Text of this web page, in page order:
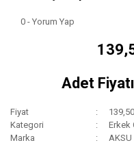
0 - Yorum Yap
Adet
Fiyat
Kategori
Erkek
Marka
AKSU